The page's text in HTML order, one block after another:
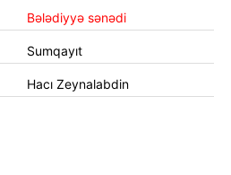
Bələdiyyə sənədi
Sumqayıt
Hacı Zeynalabdin